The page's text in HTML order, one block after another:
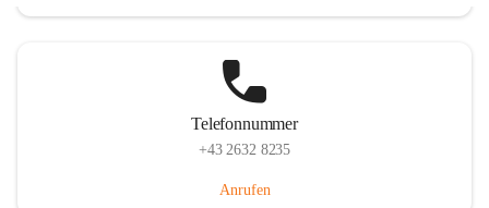
Telefonnummer
+43 2632 8235
Anrufen